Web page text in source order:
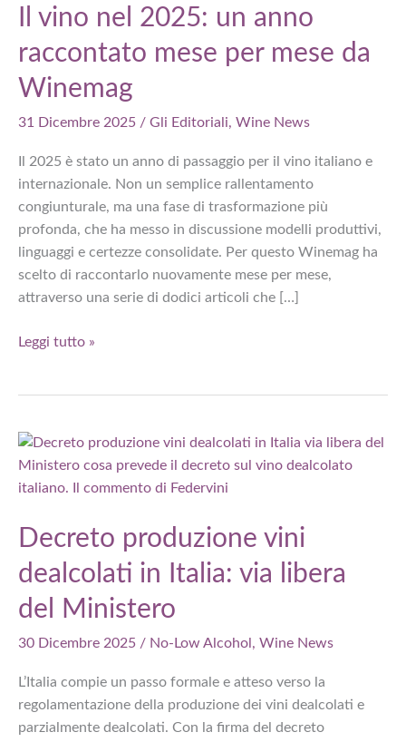
Il vino nel 2025: un anno
raccontato mese per mese da
Winemag
31 Dicembre 2025 / Gli Editoriali, Wine News
Il 2025 è stato un anno di passaggio per il vino italiano e
internazionale. Non un semplice rallentamento
congiunturale, ma una fase di trasformazione più
profonda, che ha messo in discussione modelli produttivi,
linguaggi e certezze consolidate. Per questo Winemag ha
scelto di raccontarlo nuovamente mese per mese,
attraverso una serie di dodici articoli che […]
Il
un
mese
da
Leggi tutto »
Decreto produzione vini
dealcolati in Italia: via libera
del Ministero
30 Dicembre 2025 / No-Low Alcohol , Wine News
L’Italia compie un passo formale e atteso verso la
regolamentazione della produzione dei vini dealcolati e
parzialmente dealcolati. Con la firma del decreto